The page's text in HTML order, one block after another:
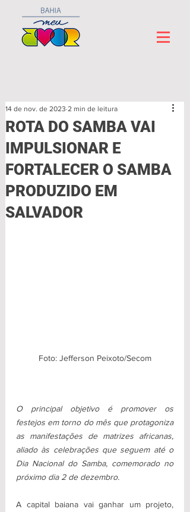
ROTA DO SAMBA VAI
IMPULSIONAR E
FORTALECER O SAMBA
PRODUZIDO EM
SALVADOR
14 de nov. de 2023 2 min de leitura
Foto: Jefferson Peixoto/Secom
O principal objetivo é promover os
festejos em torno do mês que protagoniza
as manifestações de matrizes africanas,
aliado às celebrações que seguem até o
Dia Nacional do Samba, comemorado no
próximo dia 2 de dezembro.
A capital baiana vai ganhar um projeto,